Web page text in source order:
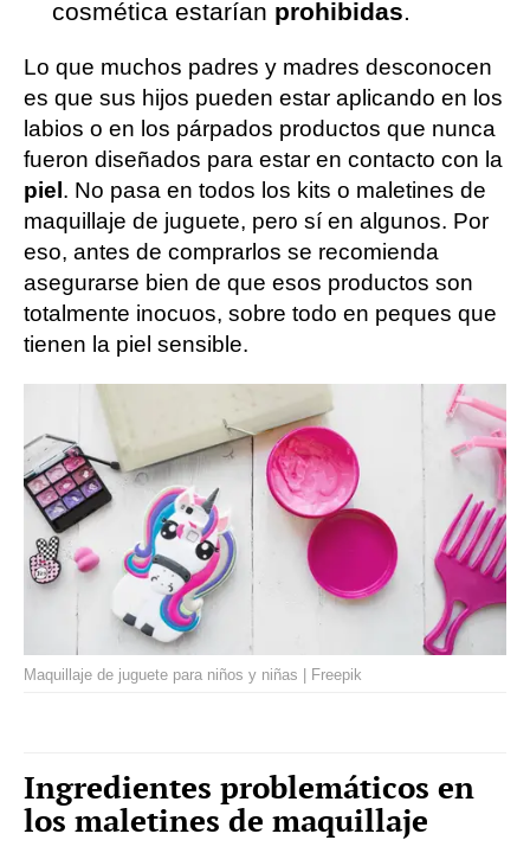
cosmética estarían prohibidas
Lo que muchos padres y madres desconocen
es que sus hijos pueden estar aplicando en los
labios o en los párpados productos que nunca
fueron diseñados para estar en contacto con la
piel. No pasa en todos los kits o maletines de
maquillaje de juguete, pero sí en algunos. Por
eso, antes de comprarlos se recomienda
asegurarse bien de que esos productos son
totalmente inocuos, sobre todo en peques que
tienen la piel sensible.
Maquillaje de juguete para niños y niñas | Freepik
Ingredientes problemáticos en
los maletines de maquillaje